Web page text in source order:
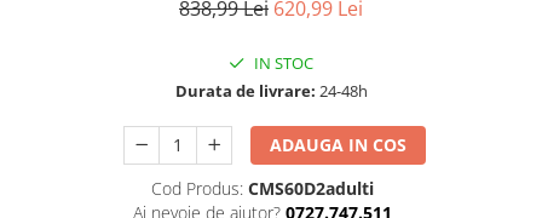
838,99 Lei 620,99 Lei
IN STOC
Durata de livrare: 24-48h
ADAUGA IN COS
Cod Produs: CMS60D2adulti
Ai nevoie de ajutor? 0727.747.511